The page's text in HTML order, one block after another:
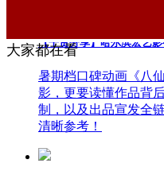
【干货分享】哈尔滨宏艺
暑期档口碑动画《八
影，更要读懂作品背
制，以及出品宣发全
清晰参考！
大家都在看